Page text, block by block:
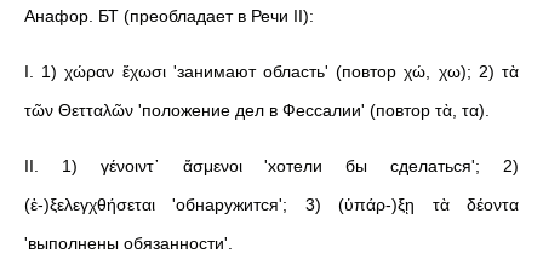
Анафор. БТ (преобладает в Речи II):
I. 1) χώραν ἔχωσι 'занимают область' (повтор χώ, χω); 2) τὰ
τῶν Θετταλῶν 'положение дел в Фессалии' (повтор τὰ, τα).
II. 1) γένοιντ᾽ ἄσμενοι 'хотели бы сделаться'; 2)
(ἐ-)ξελεγχθήσεται 'обнаружится'; 3) (ὑπάρ-)ξῃ τὰ δέοντα
'выполнены обязанности'.